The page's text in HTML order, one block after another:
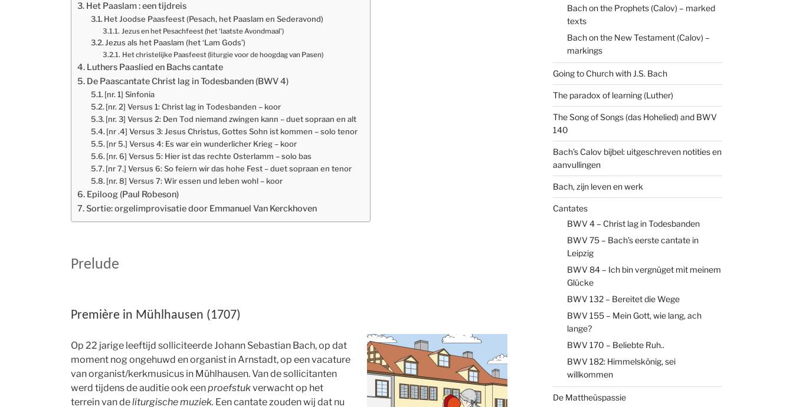
Het Paaslam : een tijdreis
Het Joodse Paasfeest (Pesach, het Paaslam en Sederavond)
Jezus en het Pesachfeest (het ‘laatste Avondmaal’)
Jezus als het Paaslam (het ‘Lam Gods’)
Het christelijke Paasfeest (liturgie voor de hoogdag van Pasen)
Luthers Paaslied en Bachs cantate
De Paascantate Christ lag in Todesbanden (BWV 4)
[nr. 1] Sinfonia
[nr. 2] Versus 1: Christ lag in Todesbanden – koor
[nr. 3] Versus 2: Den Tod niemand zwingen kann – duet sopraan en alt
[nr .4] Versus 3: Jesus Christus, Gottes Sohn ist kommen – solo tenor
[nr 5.] Versus 4: Es war ein wunderlicher Krieg – koor
[nr. 6] Versus 5: Hier ist das rechte Osterlamm – solo bas
[nr 7.] Versus 6: So feiern wir das hohe Fest – duet sopraan en tenor
[nr. 8] Versus 7: Wir essen und leben wohl – koor
Epiloog (Paul Robeson)
Sortie: orgelimprovisatie door Emmanuel Van Kerckhoven
Prelude
Première in Mühlhausen (1707)
Op 22 jarige leeftijd solliciteerde Johann Sebastian Bach, op dat
moment nog ongehuwd en organist in Arnstadt, op een vacature
van organist/kerkmusicus in Mühlhausen. Van de sollicitanten
werd tijdens de auditie ook eenproefstukverwacht op het
terrein van deliturgische muziek. Een cantate zouden wij dat nu
Bach on the Prophets (Calov) – marked
texts
Bach on the New Testament (Calov) –
markings
Going to Church with J.S. Bach
The paradox of learning (Luther)
The Song of Songs (das Hohelied) and BWV
140
Bach’s Calov bijbel: uitgeschreven notities en
aanvullingen
Bach, zijn leven en werk
Cantates
BWV 4 – Christ lag in Todesbanden
BWV 75 – Bach’s eerste cantate in
Leipzig
BWV 84 – Ich bin vergnüget mit meinem
Glücke
BWV 132 – Bereitet die Wege
BWV 155 – Mein Gott, wie lang, ach
lange?
BWV 170 – Beliebte Ruh..
BWV 182: Himmelskönig, sei
willkommen
De Mattheüspassie